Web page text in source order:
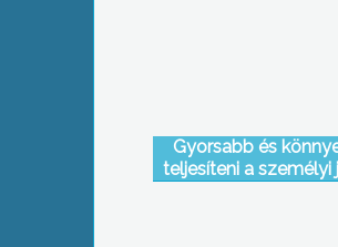
Gyorsabb és
teljesíteni a